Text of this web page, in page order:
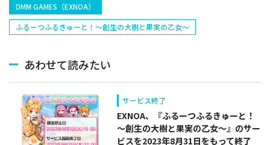
DMM GAMES（EXNOA）
ふるーつふるきゅーと！～創生の大樹と果実の乙女～
あわせて読みたい
サービス終了
EXNOA、『ふるーつふるきゅーと！
～創生の大樹と果実の乙女～』のサー
ビスを2023年8月31日をもって終了